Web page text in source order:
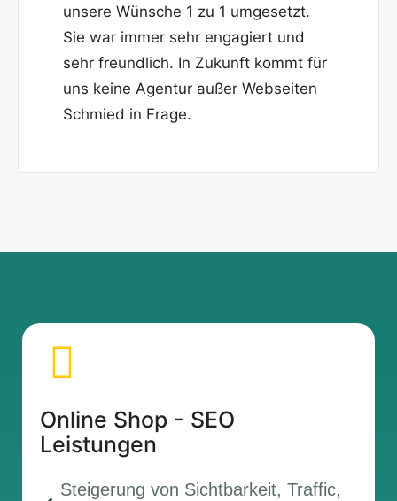
unsere Wünsche 1 zu 1 umgesetzt.
Sie war immer sehr engagiert und
sehr freundlich. In Zukunft kommt für
uns keine Agentur außer Webseiten
Schmied in Frage.
Online Shop - SEO
Leistungen
Steigerung von Sichtbarkeit, Traffic,